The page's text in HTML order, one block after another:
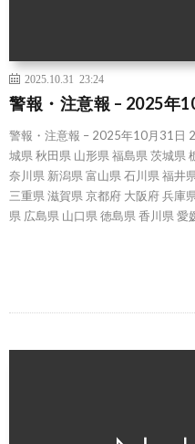
2025.10.31 23:24
警報・注意報 – 2025年
警報・注意報 – 2025年10月31日
城県 秋田県 山形県 福島県 茨城県
奈川県 新潟県 富山県 石川県 福井
三重県 滋賀県 京都府 大阪府 兵庫
県 広島県 山口県 徳島県 香川県 愛